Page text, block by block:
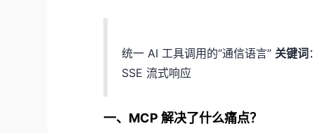
统一 AI 工具调用的“通信语言” 关键词
SSE 流式响应
一、MCP 解决了什么痛点？